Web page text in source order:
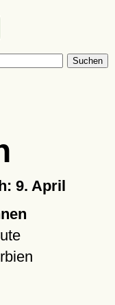
Suchen
9. April